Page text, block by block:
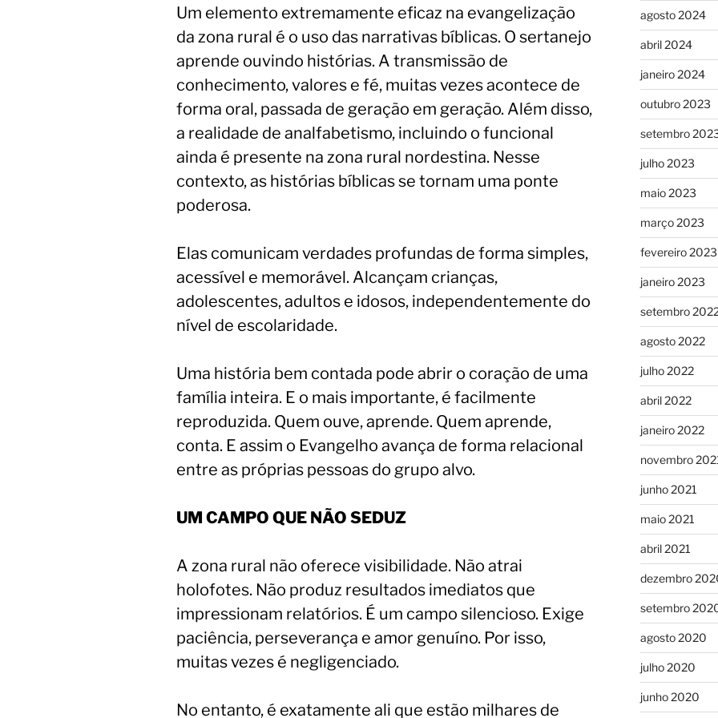
Um elemento extremamente eficaz na evangelização
da zona rural é o uso das narrativas bíblicas. O sertanejo
aprende ouvindo histórias. A transmissão de
conhecimento, valores e fé, muitas vezes acontece de
forma oral, passada de geração em geração. Além disso,
a realidade de analfabetismo, incluindo o funcional
ainda é presente na zona rural nordestina. Nesse
contexto, as histórias bíblicas se tornam uma ponte
poderosa.
Elas comunicam verdades profundas de forma simples,
acessível e memorável. Alcançam crianças,
adolescentes, adultos e idosos, independentemente do
nível de escolaridade.
Uma história bem contada pode abrir o coração de uma
família inteira. E o mais importante, é facilmente
reproduzida. Quem ouve, aprende. Quem aprende,
conta. E assim o Evangelho avança de forma relacional
entre as próprias pessoas do grupo alvo.
UM CAMPO QUE NÃO SEDUZ
A zona rural não oferece visibilidade. Não atrai
holofotes. Não produz resultados imediatos que
impressionam relatórios. É um campo silencioso. Exige
paciência, perseverança e amor genuíno. Por isso,
muitas vezes é negligenciado.
No entanto, é exatamente ali que estão milhares de
agosto 2024
abril 2024
janeiro 2024
outubro 2023
setembro
julho 2023
maio 2023
março 2023
fevereiro 2023
janeiro 2023
setembro
agosto 2022
julho 2022
abril 2022
janeiro 2022
novembro
junho 2021
maio 2021
abril 2021
dezembro
setembro
agosto 2020
julho 2020
junho 2020